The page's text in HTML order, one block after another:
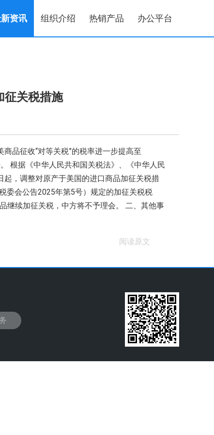
资讯 组织介绍 热销产品 办公平台
征关税措施
品征收“对等关税”的税率进一步提高至
根据《中华人民共和国关税法》、《中华人民
，调整对原产于美国的进口商品加征关税措
委会公告2025年第5号）规定的加征关税税
继续加征关税，中方将不予理会。 二、其他事
阅读原文